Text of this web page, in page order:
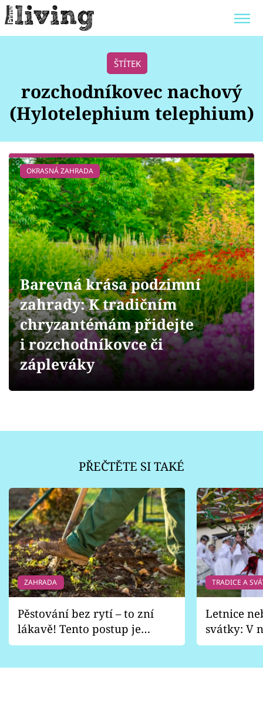
POKOJOVÉ KVĚTINY
ZAHRADA
Bydlení
Zahrada
Design
Sledujte prima+
Přihlášení
Sledujte nás
ŠTÍTEK
rozchodníkovec nachový
(Hylotelephium telephium)
OKRASNÁ ZAHRADA
Barevná krása podzimní
zahrady: K tradičním
chryzantémám přidejte
i rozchodníkovce či
zápleváky
PŘEČTĚTE SI TAKÉ
ZAHRADA
Pěstování bez rytí – to zní
lákavě! Tento postup je
vhodný jen pro některé
TRADICE A
Letnice
svátky: V
pondělí